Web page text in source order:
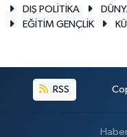
DIŞ POLİTİKA
EĞİTİM GENÇLİK
RSS
Haber